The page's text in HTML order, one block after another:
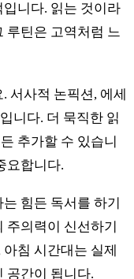
니다. 읽는 것이라
루틴은 고역처럼 느
서사적 논픽션, 에세
니다. 더 묵직한 읽
추가할 수 있습니
요합니다.
힘든 독서를 하기
의력이 신선하기
침 시간대는 실제
공간이 됩니다.